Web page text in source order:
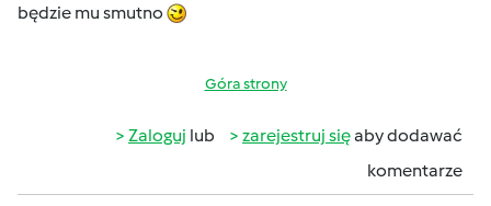
będzie mu smutno
Góra strony
Zaloguj lub zarejestruj sięaby dodawać
komentarze